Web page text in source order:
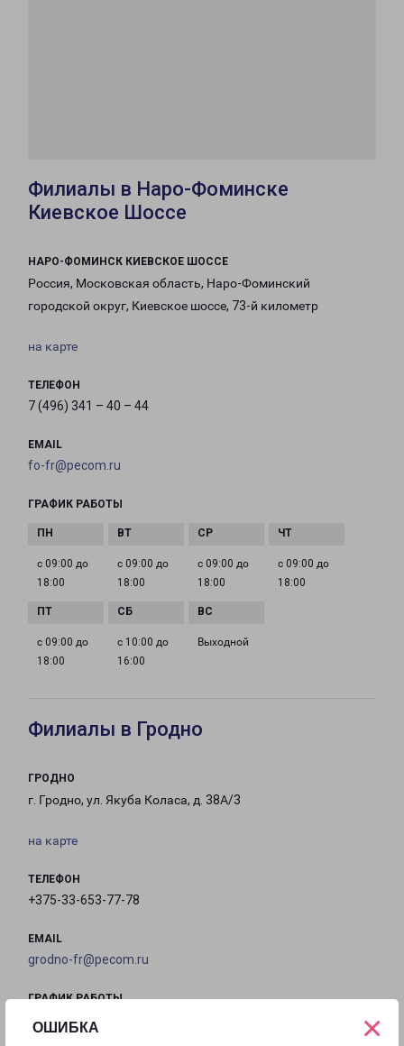
ОШИБКА ×
Филиалы в Наро-Фоминске
Киевское Шоссе
НАРО-ФОМИНСК КИЕВСКОЕ ШОССЕ
Россия, Московская область, Наро-Фоминский
городской округ, Киевское шоссе, 73-й километр
на карте
ТЕЛЕФОН
7 (496) 341 – 40 – 44
EMAIL
fo-fr@pecom.ru
ГРАФИК РАБОТЫ
с 09:00 до
18:00
с 09:00 до
18:00
с 09:00 до
18:00
с 09:00 до
18:00
с 09:00 до
18:00
с 10:00 до
16:00
Выходной
Филиалы в Гродно
ГРОДНО
г. Гродно, ул. Якуба Коласа, д. 38А/3
на карте
ТЕЛЕФОН
+375-33-653-77-78
EMAIL
grodno-fr@pecom.ru
ГРАФИК РАБОТЫ